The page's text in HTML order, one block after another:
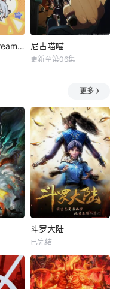
元祖！BanGDream酱 尼古喵喵
更新至第06集
更多
斗罗大陆
已完结